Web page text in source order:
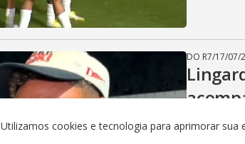
DO R7/17/07/
Utilizamos cookies e tecnologia para aprimorar sua